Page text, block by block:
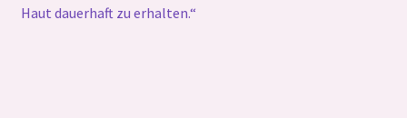
Haut dauerhaft zu erhalten.“